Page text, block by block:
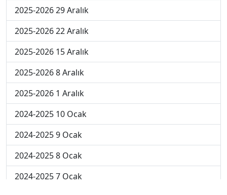
2025-2026 29 Aralık
2025-2026 22 Aralık
2025-2026 15 Aralık
2025-2026 8 Aralık
2025-2026 1 Aralık
2024-2025 10 Ocak
2024-2025 9 Ocak
2024-2025 8 Ocak
2024-2025 7 Ocak